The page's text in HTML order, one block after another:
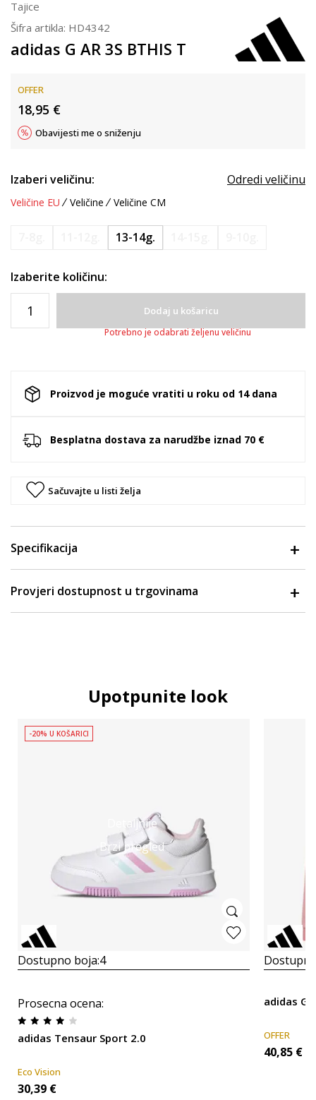
Tajice
Šifra artikla: HD4342
adidas G AR 3S BTHIS T
OFFER
18,95 €
Obavijesti me o sniženju
Izaberi veličinu: Odredi veličinu
Veličine EU Veličine Veličine CM
13-14g.
Izaberite količinu:
Dodaj u košaricu
Potrebno je odabrati željenu veličinu
Proizvod je moguće vratiti u roku od 14 dana
Besplatna dostava za narudžbe iznad 70 €
Sačuvajte u listi želja
Specifikacija
Provjeri dostupnost u trgovinama
Upotpunite look
Detaljnije
Brzi pregled
-20% U KOŠARICI
Dostupno boja:4
Prosecna ocena:
adidas Tensaur Sport 2.0
Eco Vision
30,39 €
adidas G
OFFER
40,85 €